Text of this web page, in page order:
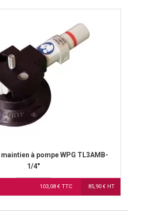
à pompe WPG TL3AMB-
1/4"
103,08 € TTC 85,90 € HT